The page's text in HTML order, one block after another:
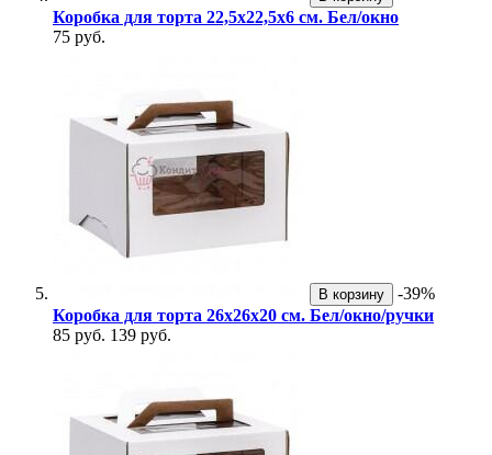
Коробка для торта 22,5х22,5х6 см. Бел/окно
75 руб.
В корзину
-39%
Коробка для торта 26х26х20 см. Бел/окно/ручки
85 руб. 139 руб.